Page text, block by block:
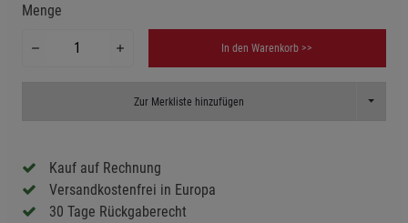
Menge
In den Warenkorb >>
Zur Merkliste hinzufügen Toggle
Kauf auf Rechnung
Versandkostenfrei in Europa
30 Tage Rückgaberecht